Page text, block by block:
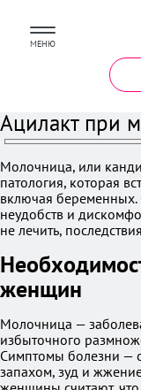
МЕНЮ
Ацилакт при
Молочница, или
патология, которая
включая беременных.
неудобств и
не лечить,
женщин
Молочница —
избыточного
Симптомы болезни —
запахом, зуд и